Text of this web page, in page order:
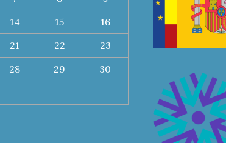
14 15
16
21 22
23
28 29
30